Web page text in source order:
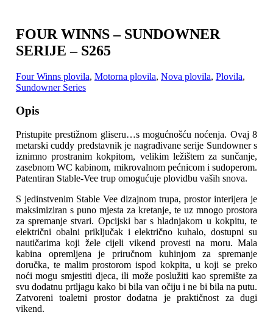
FOUR WINNS – SUNDOWNER
SERIJE – S265
Four Winns plovila, Motorna plovila, Nova plovila, Plovila,
Sundowner Series
Opis
Pristupite prestižnom gliseru…s mogućnošću noćenja. Ovaj 8
metarski cuddy predstavnik je nagrađivane serije Sundowner s
iznimno prostranim kokpitom, velikim ležištem za sunčanje,
zasebnom WC kabinom, mikrovalnom pećnicom i sudoperom.
Patentiran Stable-Vee trup omogućuje plovidbu vaših snova.
S jedinstvenim Stable Vee dizajnom trupa, prostor interijera je
maksimiziran s puno mjesta za kretanje, te uz mnogo prostora
za spremanje stvari. Opcijski bar s hladnjakom u kokpitu, te
električni obalni priključak i električno kuhalo, dostupni su
nautičarima koji žele cijeli vikend provesti na moru. Mala
kabina opremljena je priručnom kuhinjom za spremanje
doručka, te malim prostorom ispod kokpita, u koji se preko
noći mogu smjestiti djeca, ili može poslužiti kao spremište za
svu dodatnu prtljagu kako bi bila van očiju i ne bi bila na putu.
Zatvoreni toaletni prostor dodatna je praktičnost za dugi
vikend.